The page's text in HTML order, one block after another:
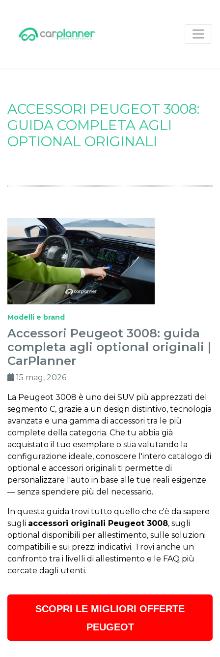
ACCESSORI PEUGEOT 3008:
GUIDA COMPLETA AGLI
OPTIONAL ORIGINALI
Modelli e brand
Accessori Peugeot 3008: guida
completa agli optional originali |
CarPlanner
15 mag, 2026
La Peugeot 3008 è uno dei SUV più apprezzati del
segmento C, grazie a un design distintivo, tecnologia
avanzata e una gamma di accessori tra le più
complete della categoria. Che tu abbia già
acquistato il tuo esemplare o stia valutando la
configurazione ideale, conoscere l'intero catalogo di
optional e accessori originali ti permette di
personalizzare l'auto in base alle tue reali esigenze
— senza spendere più del necessario.
In questa guida trovi tutto quello che c'è da sapere
sugli accessori originali Peugeot 3008, sugli
optional disponibili per allestimento, sulle soluzioni
compatibili e sui prezzi indicativi. Trovi anche un
confronto tra i livelli di allestimento e le FAQ più
cercate dagli utenti.
SCOPRI LE MIGLIORI OFFERTE
PEUGEOT